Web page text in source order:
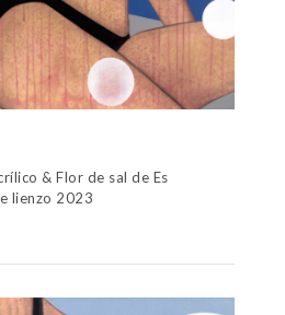
& Flor de sal de Es
lienzo 2023